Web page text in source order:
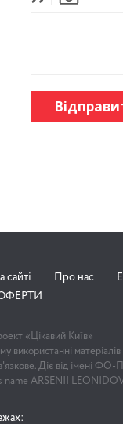
сайті Про нас
«Цікавий Київ»
використанні
Діє від імені
ARSENII